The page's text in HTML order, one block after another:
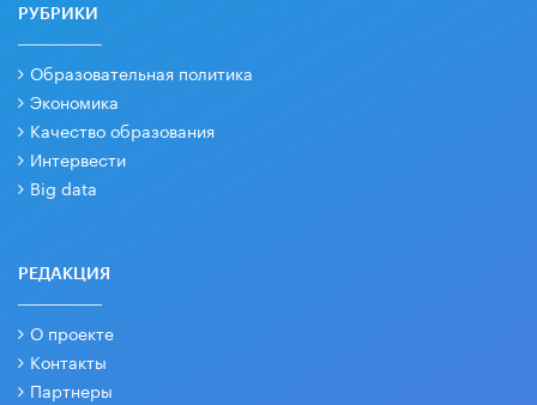
РУБРИКИ
Образовательная политика
Экономика
Качество образования
Интервести
Big data
РЕДАКЦИЯ
О проекте
Контакты
Партнеры